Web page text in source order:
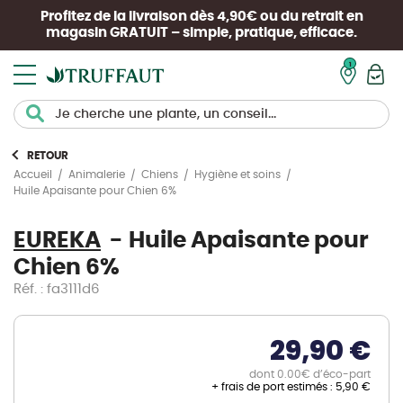
Profitez de la livraison dès 4,90€ ou du retrait en
magasin GRATUIT – simple, pratique, efficace.
RETOUR
Accueil
Animalerie Chiens
Hygiène et soins
Huile Apaisante pour Chien 6%
EUREKA
Huile Apaisante pour
Chien 6%
Réf. : fa3111d6
29,90 €
dont 0.00€ d’éco-part
+ frais de port estimés : 5,90 €